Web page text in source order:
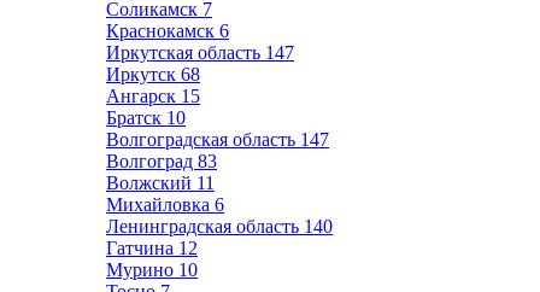
Соликамск 7
Краснокамск 6
Иркутская область 147
Иркутск 68
Ангарск 15
Братск 10
Волгоградская область 147
Волгоград 83
Волжский 11
Михайловка 6
Ленинградская область 140
Гатчина 12
Мурино 10